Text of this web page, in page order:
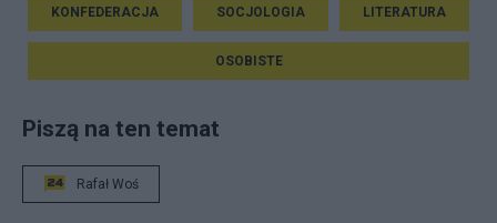
KONFEDERACJA SOCJOLOGIA LITERATURA
OSOBISTE
Piszą na ten temat
Rafał Woś